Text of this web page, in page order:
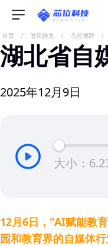
首页 / 资讯快览 / 芯位视野 /
湖北省自
2025年12月9日
大小：
12月6日，“AI赋能教
园和教育界的自媒体